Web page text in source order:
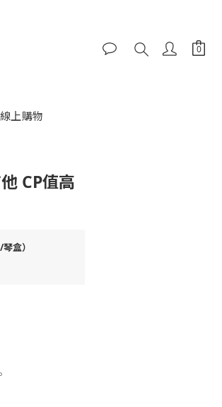
線上購物
CP值高
盒）